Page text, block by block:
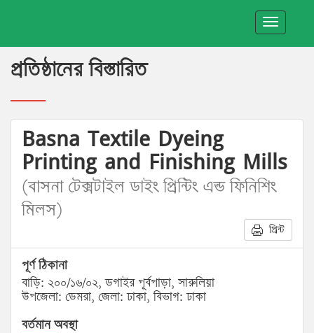
Toggle
প্রতিষ্ঠানের বিস্তারিত
Basna Textile Dyeing
Printing and Finishing Mills
(বাসনা টেক্সটাইল ডাইং প্রিন্টিং এন্ড ফিনিশিং
মিলস)
প্রিন্ট
পূর্ণ ঠিকানা
বাড়ি: ২০০/১৬/০২, ডগাইর পূর্বপাড়া, সারুলিয়া
উপজেলা: ডেমরা, জেলা: ঢাকা, বিভাগ: ঢাকা
বর্তমান অবস্থা